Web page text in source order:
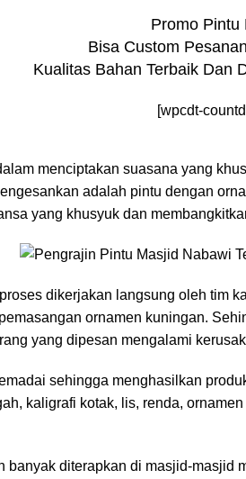
Promo Pintu
Bisa Custom
Kualitas Bahan Terbaik Dan
[wpcdt-
menciptakan suasana yang
adalah pintu dengan
yang khusyuk dan
dikerjakan langsung oleh tim
ornamen kuningan.
yang dipesan mengalami
sehingga menghasilkan
kaligrafi kotak, lis, renda,
diterapkan di masjid-